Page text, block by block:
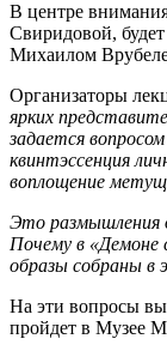
В центре
Свиридовой,
Михаилом
Организаторы
ярких
задается
квинтэссенция
воплощение
Это размышления
Почему в «Демоне
образы собраны в
На эти вопросы вы
пройдет в Музее